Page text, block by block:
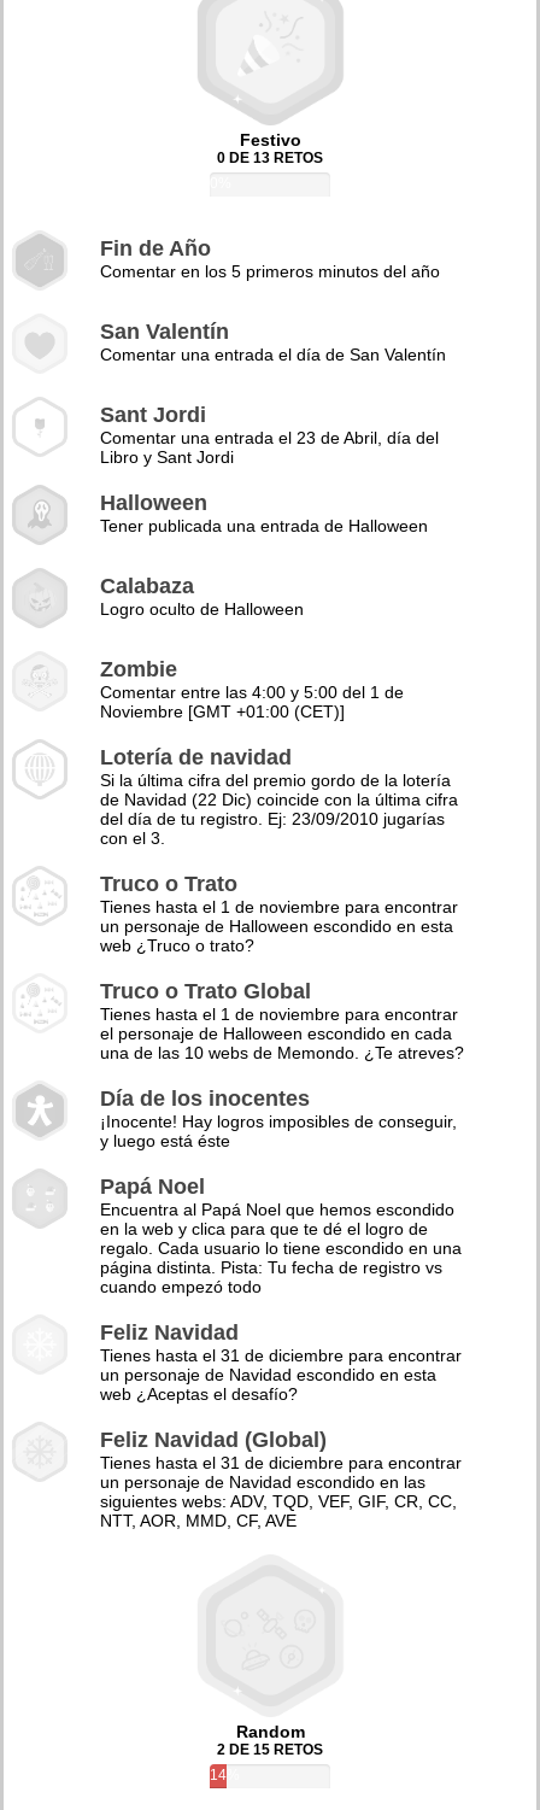
Festivo
0 DE 13 RETOS
Fin de Año
Comentar en los 5 primeros minutos del año
San Valentín
Comentar una entrada el día de San Valentín
Sant Jordi
Comentar una entrada el 23 de Abril, día del
Libro y Sant Jordi
Halloween
Tener publicada una entrada de Halloween
Calabaza
Logro oculto de Halloween
Zombie
Comentar entre las 4:00 y 5:00 del 1 de
Noviembre [GMT +01:00 (CET)]
Lotería de navidad
Si la última cifra del premio gordo de la lotería
de Navidad (22 Dic) coincide con la última cifra
del día de tu registro. Ej: 23/09/2010 jugarías
con el 3.
Truco o Trato
Tienes hasta el 1 de noviembre para encontrar
un personaje de Halloween escondido en esta
web ¿Truco o trato?
Truco o Trato Global
Tienes hasta el 1 de noviembre para encontrar
el personaje de Halloween escondido en cada
una de las 10 webs de Memondo. ¿Te atreves?
Día de los inocentes
¡Inocente! Hay logros imposibles de conseguir,
y luego está éste
Papá Noel
Encuentra al Papá Noel que hemos escondido
en la web y clica para que te dé el logro de
regalo. Cada usuario lo tiene escondido en una
página distinta. Pista: Tu fecha de registro vs
cuando empezó todo
Feliz Navidad
Tienes hasta el 31 de diciembre para encontrar
un personaje de Navidad escondido en esta
web ¿Aceptas el desafío?
Feliz Navidad (Global)
Tienes hasta el 31 de diciembre para encontrar
un personaje de Navidad escondido en las
siguientes webs: ADV, TQD, VEF, GIF, CR, CC,
NTT, AOR, MMD, CF, AVE
Random
2 DE 15 RETOS
14%